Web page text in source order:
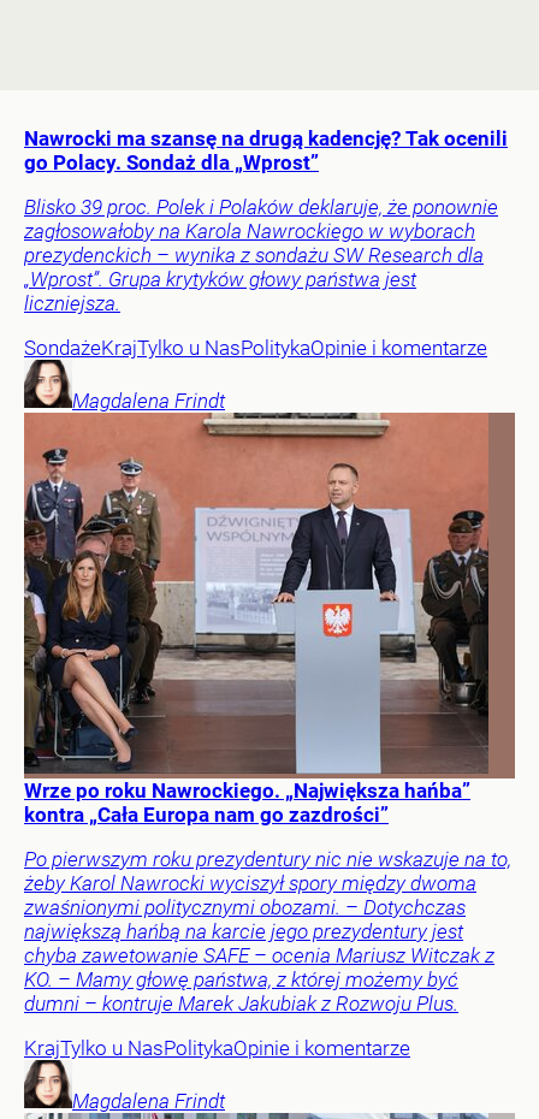
Nawrocki ma szansę na drugą kadencję? Tak ocenili
go Polacy. Sondaż dla „Wprost”
Blisko 39 proc. Polek i Polaków deklaruje, że ponownie
zagłosowałoby na Karola Nawrockiego w wyborach
prezydenckich – wynika z sondażu SW Research dla
„Wprost”. Grupa krytyków głowy państwa jest
liczniejsza.
SondażeKrajTylko u NasPolitykaOpinie i komentarze
Magdalena Frindt
Wrze po roku Nawrockiego. „Największa hańba”
kontra „Cała Europa nam go zazdrości”
Po pierwszym roku prezydentury nic nie wskazuje na to,
żeby Karol Nawrocki wyciszył spory między dwoma
zwaśnionymi politycznymi obozami. – Dotychczas
największą hańbą na karcie jego prezydentury jest
chyba zawetowanie SAFE – ocenia Mariusz Witczak z
KO. – Mamy głowę państwa, z której możemy być
dumni – kontruje Marek Jakubiak z Rozwoju Plus.
KrajTylko u NasPolitykaOpinie i komentarze
Magdalena Frindt